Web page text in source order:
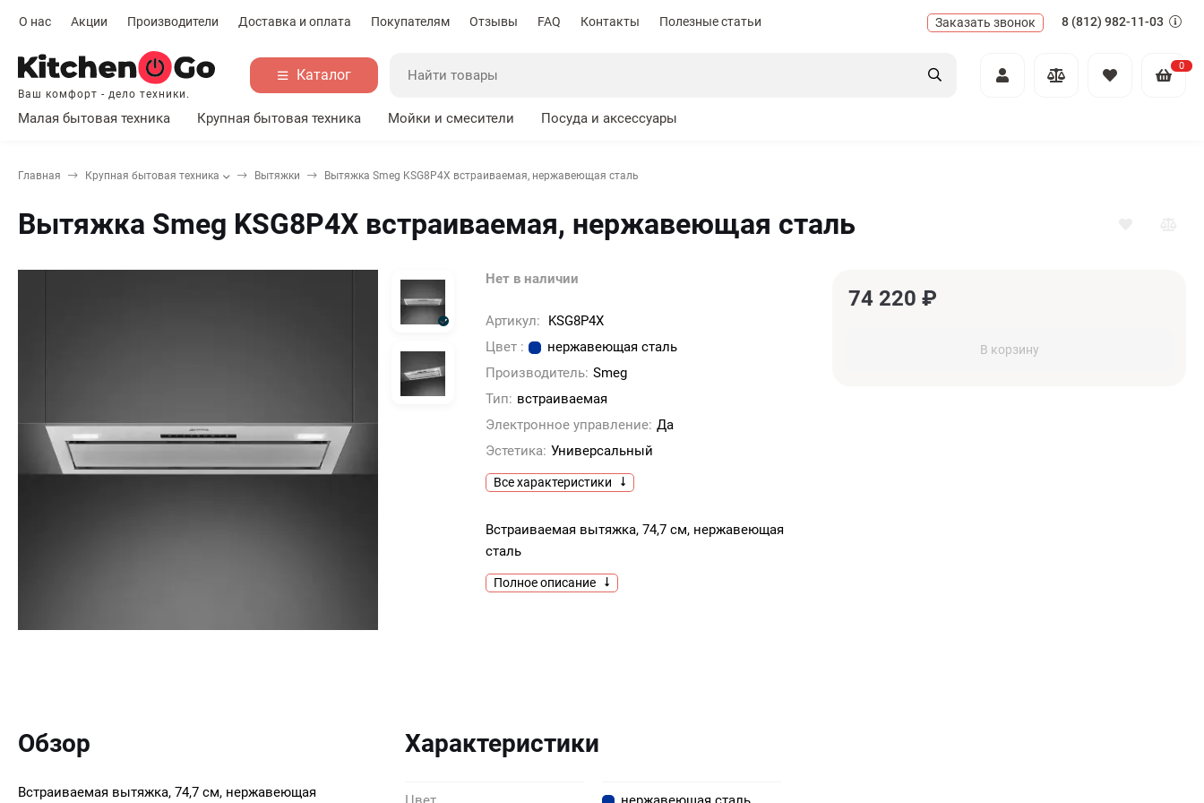
О нас Акции Производители Доставка и оплата Покупателям Отзывы FAQ Контакты Полезные статьи Заказать звонок 8 (812) 982-11-03
Ваш комфорт - дело техники.
Каталог
0
Малая бытовая техника Крупная бытовая техника Мойки и смесители Посуда и аксессуары
Главная Крупная бытовая техника Вытяжки Вытяжка Smeg KSG8P4X встраиваемая, нержавеющая сталь
Вытяжка Smeg KSG8P4X встраиваемая, нержавеющая сталь
Нет в наличии
Артикул:
KSG8P4X
Цвет :
нержавеющая сталь
Производитель: Smeg
Тип: встраиваемая
Электронное управление: Да
Эстетика: Универсальный
Все характеристики
Встраиваемая вытяжка, 74,7 см, нержавеющая
сталь
Полное описание
74 220 ₽
В корзину
Обзор
Встраиваемая вытяжка, 74,7 см, нержавеющая
Характеристики